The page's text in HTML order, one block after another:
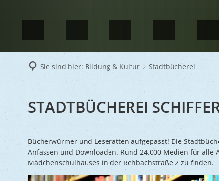
Sie sind hier: Bildung & Kultur Stadtbücherei
STADTBÜCHEREI
STADTBÜCHEREI
Bücherwürmer und Leseratten aufgepasst! Die
Anfassen und Downloaden. Rund 24.000 Medien für
Mädchenschulhauses in der Rehbachstraße 2 zu finden.